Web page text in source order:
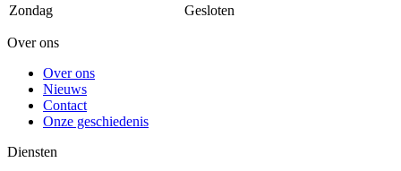
Zondag
Gesloten
Over ons
Over ons
Nieuws
Contact
Onze geschiedenis
Diensten